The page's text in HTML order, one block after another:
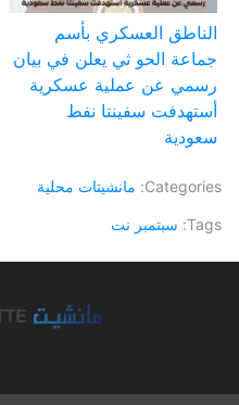
الناطق العسكري بأسم
جماعة الحو ثي يعلن في بيان
رسمي عن عملية عسكرية
أستهدفت سفينتا نفط
سعودية
Categories: مانشيتات محلية
Tags: سبتمبر نت